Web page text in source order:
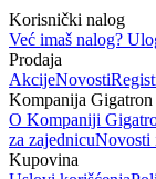
Korisnički nalog
Već imaš nalog?
Prodaja
AkcijeNovosti
Kompanija Gigatron
O Kompaniji
za zajednicuNovosti
Kupovina